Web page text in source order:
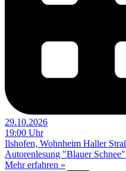
29.10.2026
19:00 Uhr
Ilshofen, Wohnheim Haller
Autorenlesung "Blauer
Mehr erfahren »